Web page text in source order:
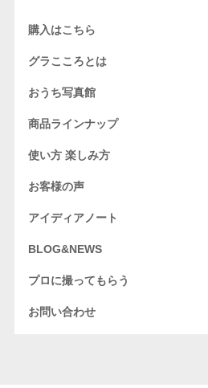
購入はこちら
グラこころとは
おうち写真館
商品ラインナップ
使い方 楽しみ方
お客様の声
アイディアノート
BLOG&NEWS
プロに撮ってもらう
お問い合わせ